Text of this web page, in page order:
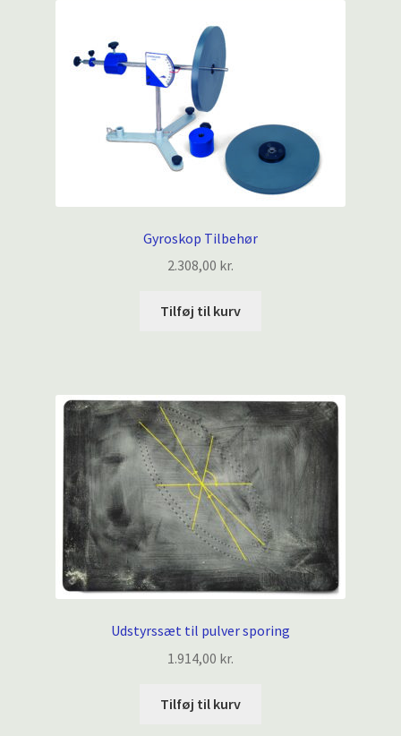
Gyroskop Tilbehør
2.308,00 kr.
Tilføj til kurv
Udstyrssæt til pulver sporing
1.914,00 kr.
Tilføj til kurv